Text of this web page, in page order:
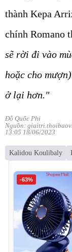
thành Kepa
chính Romano
sẽ rời đi vào
hoặc cho
ở lại hơn."
Đỗ Quốc Phi
Nguồn:
13:05 18/06/2023
Kalidou Koulibaly
-63%